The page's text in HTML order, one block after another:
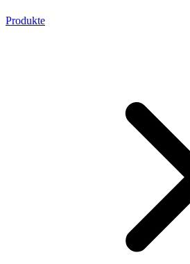
Produkte